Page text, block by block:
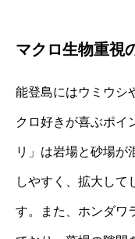
マクロ生物重視
能登島にはウミウシ
クロ好きが喜ぶポイ
リ」は岩場と砂場が
しやすく、拡大して
す。また、ホンダワ